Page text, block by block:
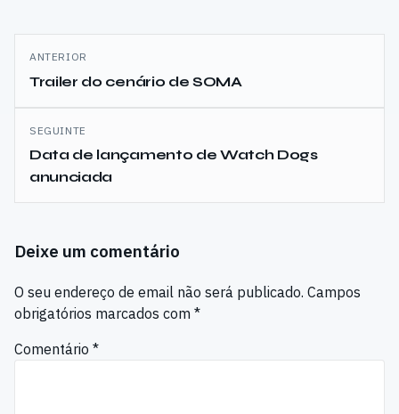
Navegação
de
artigos
ANTERIOR
Trailer do cenário de SOMA
SEGUINTE
Data de lançamento de Watch Dogs
anunciada
Deixe um comentário
O seu endereço de email não será publicado. Campos
obrigatórios marcados com *
Comentário *